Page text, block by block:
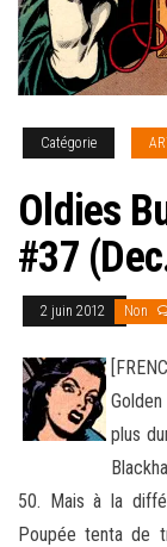
Catégorie
Oldies
#37
2 juin 2012 Non
plus
50. Mais à la
Poupée tenta de